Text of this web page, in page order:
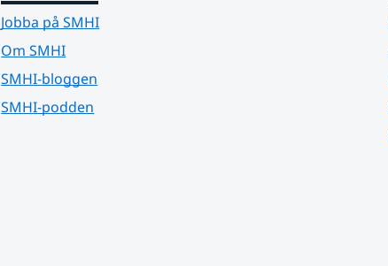
Jobba på SMHI
Om SMHI
SMHI-bloggen
SMHI-podden